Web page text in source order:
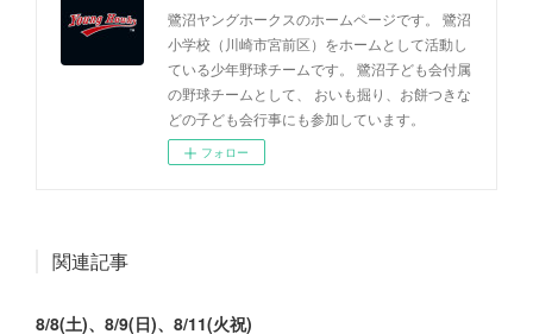
鷺沼ヤングホークスのホームページです。 鷺沼
小学校（川崎市宮前区）をホームとして活動し
ている少年野球チームです。 鷺沼子ども会付属
の野球チームとして、 おいも掘り、お餅つきな
どの子ども会行事にも参加しています。
フォロー
関連記事
8/8(土)、8/9(日)、8/11(火祝)